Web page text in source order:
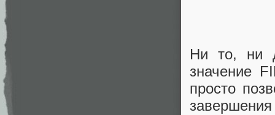
Ни то, ни
значение
просто